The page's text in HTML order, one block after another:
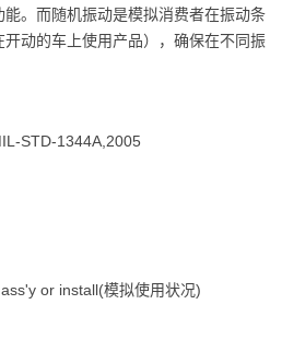
。而随机振动是模拟消费者在振动条
动的车上使用产品），确保在不同振
MIL-STD-1344A,2005
ass'y or install(模拟使用状况)